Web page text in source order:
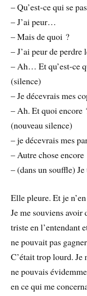
– Qu’est-ce qui se
– J’ai peur…
– Mais de quoi ?
– J’ai peur de
– Ah… Et qu’est-ce
(silence)
– Je décevrais mes
– Ah. Et quoi encore
(nouveau silence)
– je décevrais mes
– Autre chose encore
– (dans un souffle)
Elle pleure. Et je
Je me souviens avoir
triste en l’entendant
ne pouvait pas
C’était trop lourd.
ne pouvais
en ce qui me